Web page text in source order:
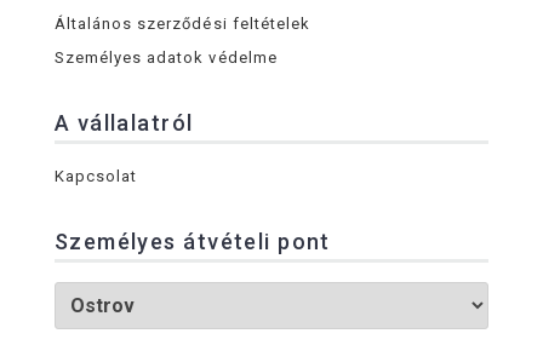
Általános szerződési feltételek
Személyes adatok védelme
A vállalatról
Kapcsolat
Személyes átvételi pont